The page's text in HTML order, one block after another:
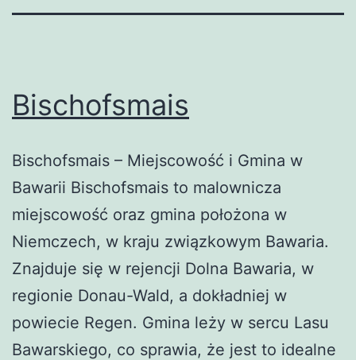
Bischofsmais
Bischofsmais – Miejscowość i Gmina w
Bawarii Bischofsmais to malownicza
miejscowość oraz gmina położona w
Niemczech, w kraju związkowym Bawaria.
Znajduje się w rejencji Dolna Bawaria, w
regionie Donau-Wald, a dokładniej w
powiecie Regen. Gmina leży w sercu Lasu
Bawarskiego, co sprawia, że jest to idealne